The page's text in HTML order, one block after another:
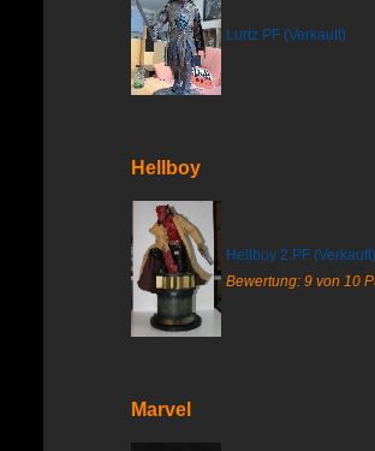
Lurtz PF (Verkauft)
Hellboy
Hellboy 2 PF (Verkauft)
Bewertung: 9 von 10
Marvel